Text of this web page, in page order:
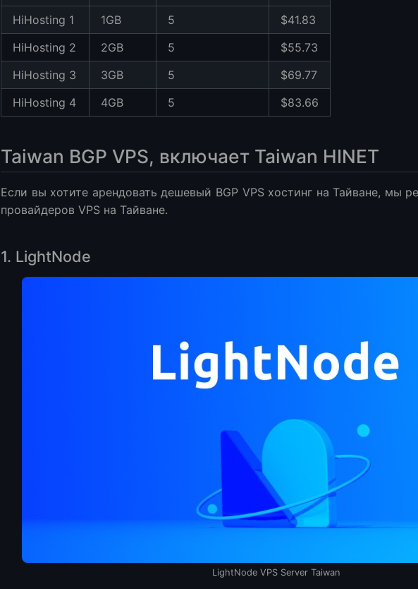
HiHosting 1
1GB 5
$41.83
HiHosting 2
2GB 5
$55.73
HiHosting 3
3GB 5
$69.77
HiHosting 4
4GB 5 $83.66
Taiwan BGP VPS, включает Taiwan HINET
Если вы хотите арендовать дешевый BGP VPS хостинг на Тайване, мы
провайдеров VPS на Тайване.
1. LightNode
LightNode VPS Server Taiwan